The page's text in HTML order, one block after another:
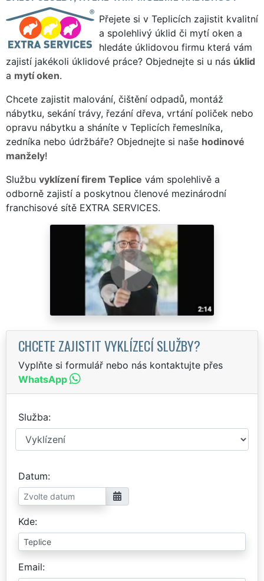
Přejete si v Teplicích zajistit kvalitní
a spolehlivý úklid či mytí oken a
hledáte úklidovou firmu která vám
zajistí jakékoli úklidové práce? Objednejte si u nás úklid
a mytí oken.
Chcete zajistit malování, čištění odpadů, montáž
nábytku, sekání trávy, řezání dřeva, vrtání poliček nebo
opravu nábytku a sháníte v Teplicích řemeslníka,
zedníka nebo údržbáře? Objednejte si naše hodinové
manžely!
Službu vyklízení firem Teplice vám spolehlivě a
odborně zajistí a poskytnou členové mezinárodní
franchisové sítě EXTRA SERVICES.
CHCETE ZAJISTIT VYKLÍZECÍ SLUŽBY?
Vyplňte si formulář nebo nás kontaktujte přes
WhatsApp
Služba
Datum
Kde
Email